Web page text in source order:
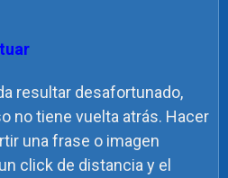
resultar desafortunado,
no tiene vuelta atrás. Hacer
una frase o imagen
click de distancia y el